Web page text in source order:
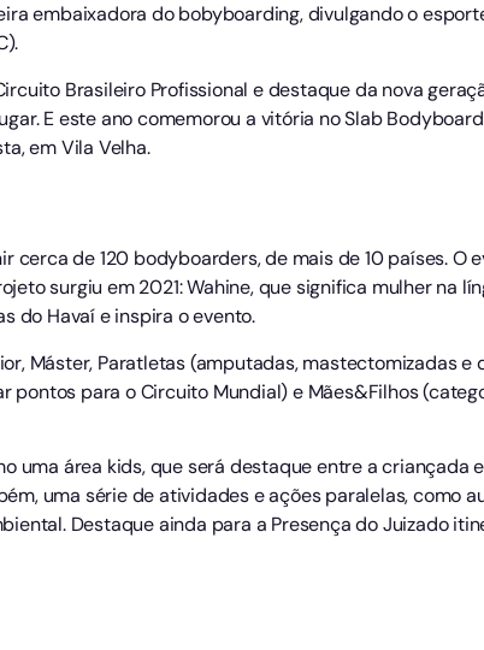
embaixadora do bobyboarding, divulgando o
Brasileiro Profissional e destaque da nova
E este ano comemorou a vitória no Slab
em Vila Velha.
cerca de 120 bodyboarders, de mais de 10 países. O
surgiu em 2021: Wahine, que significa mulher na
do Havaí e inspira o evento.
Máster, Paratletas (amputadas, mastectomizadas e
pontos para o Circuito Mundial) e Mães&Filhos
uma área kids, que será destaque entre a criançada
uma série de atividades e ações paralelas, como
Destaque ainda para a Presença do Juizado